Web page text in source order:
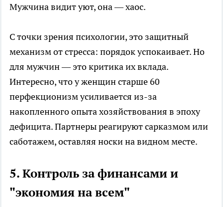
Мужчина видит уют, она — хаос.
С точки зрения психологии, это защитный
механизм от стресса: порядок успокаивает. Но
для мужчин — это критика их вклада.
Интересно, что у женщин старше 60
перфекционизм усиливается из-за
накопленного опыта хозяйствования в эпоху
дефицита. Партнеры реагируют сарказмом или
саботажем, оставляя носки на видном месте.
5. Контроль за финансами и
"экономия на всем"